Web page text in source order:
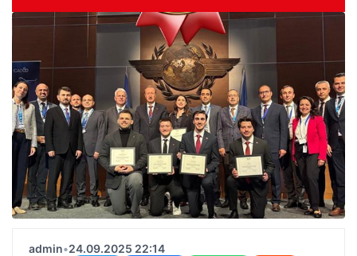
admin•24.09.2025 22:14